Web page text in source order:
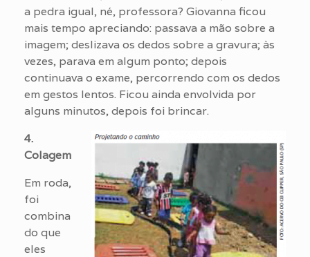
a pedra igual, né, professora? Giovanna ficou
mais tempo apreciando: passava a mão sobre a
imagem; deslizava os dedos sobre a gravura; às
vezes, parava em algum ponto; depois
continuava o exame, percorrendo com os dedos
em gestos lentos. Ficou ainda envolvida por
alguns minutos, depois foi brincar.
4.
Colagem
Em roda,
foi
combina
do que
eles